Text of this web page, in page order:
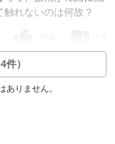
れないのは何故？
）
りません。